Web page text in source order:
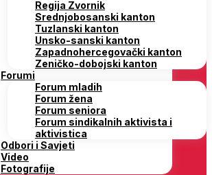
Regija Zvornik
Srednjobosanski kanton
Tuzlanski kanton
Unsko-sanski kanton
Zapadnohercegovački kanton
Zeničko-dobojski kanton
Forumi
Forum mladih
Forum žena
Forum seniora
Forum sindikalnih aktivista i
aktivistica
Odbori i Savjeti
Video
Fotografije